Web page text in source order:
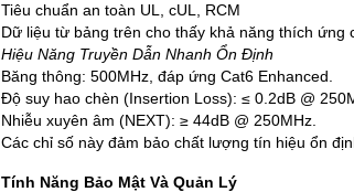
Tiêu chuẩn an toàn UL, cUL, RCM
Dữ liệu từ bảng trên cho thấy khả năng thích
Hiệu Năng Truyền Dẫn Nhanh Ổn Định
Băng thông: 500MHz, đáp ứng Cat6 Enhanced.
Độ suy hao chèn (Insertion Loss): ≤ 0.2dB @
Nhiễu xuyên âm (NEXT): ≥ 44dB @ 250MHz.
Các chỉ số này đảm bảo chất lượng tín hiệu ổn
Tính Năng Bảo Mật Và Quản Lý